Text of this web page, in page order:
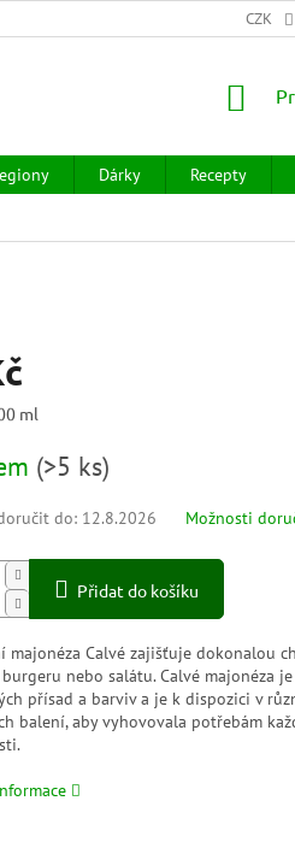
HODNOCENÍ OBCHODUCZK
Dárky Recepty
ml
(>5 ks)
do: 12.8.2026 Možnosti
Přidat do košíku
majonéza Calvé zajišťuje dokonalou
burgeru nebo salátu. Calvé majonéza
přísad a barviv a je k dispozici v
balení, aby vyhovovala potřebám